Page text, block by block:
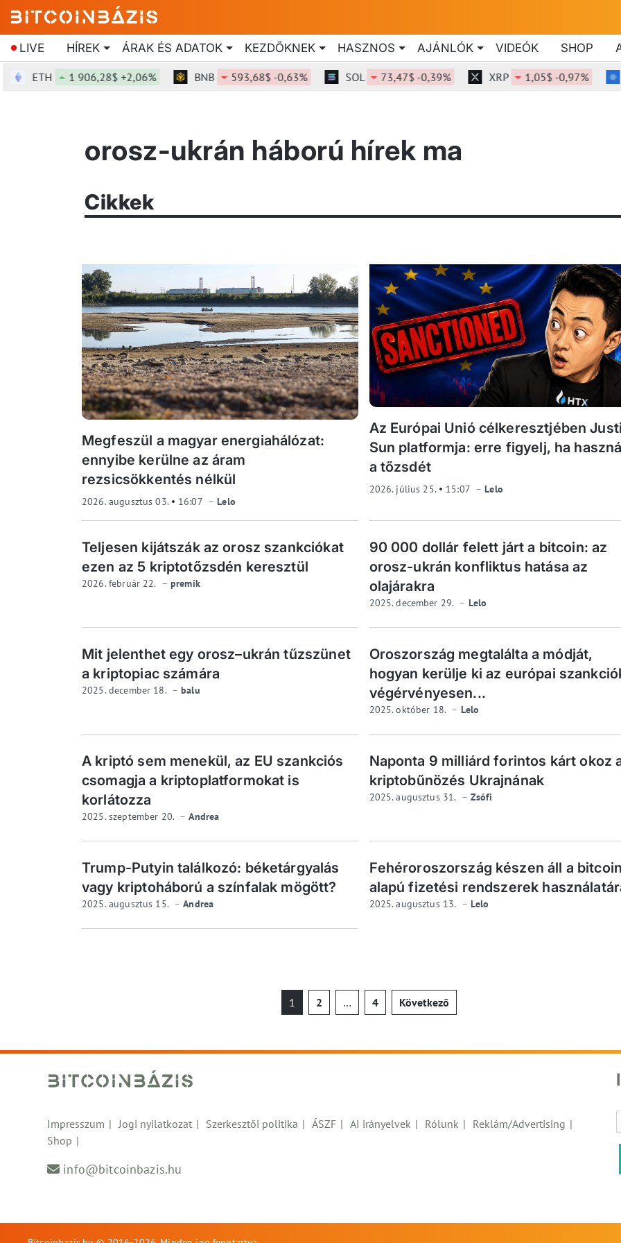
LIVE HÍREK ÁRAK ÉS ADATOK KEZDŐKNEK HASZNOS AJÁNLÓK VIDEÓK SHOP
ETH 1 906,28$ +2,06% BNB 593,68$ -0,63% SOL 73,47$ -0,39% XRP 1,05$ -0,97%
orosz-ukrán háború hírek ma
Cikkek
Megfeszül a magyar energiahálózat:
ennyibe kerülne az áram
rezsicsökkentés nélkül
2026. augusztus 03. 16:07 Lelo
Az Európai Unió célkeresztjében
Sun platformja: erre figyelj, ha
a tőzsdét
2026. július 25. 15:07 Lelo
Teljesen kijátszák az orosz szankciókat
ezen az 5 kriptotőzsdén keresztül
2026. február 22. premik
90 000 dollár felett járt a bitcoin: az
orosz-ukrán konfliktus hatása az
olajárakra
2025. december 29. Lelo
Mit jelenthet egy orosz–ukrán tűzszünet
a kriptopiac számára
2025. december 18. balu
Oroszország megtalálta a módját,
hogyan kerülje ki az európai
végérvényesen...
2025. október 18. Lelo
A kriptó sem menekül, az EU szankciós
csomagja a kriptoplatformokat is
korlátozza
2025. szeptember 20. Andrea
Naponta 9 milliárd forintos kárt okoz
kriptobűnözés Ukrajnának
2025. augusztus 31. Zsófi
Trump-Putyin találkozó: béketárgyalás
vagy kriptoháború a színfalak mögött?
2025. augusztus 15. Andrea
Fehéroroszország készen áll a
alapú fizetési rendszerek
2025. augusztus 13. Lelo
Bejegyzések
1 2 … 4 Következő
Impresszum Jogi nyilatkozat Szerkesztői politika ÁSZF AI irányelvek Rólunk
Reklám/Advertising
Shop
info@bitcoinbazis.hu